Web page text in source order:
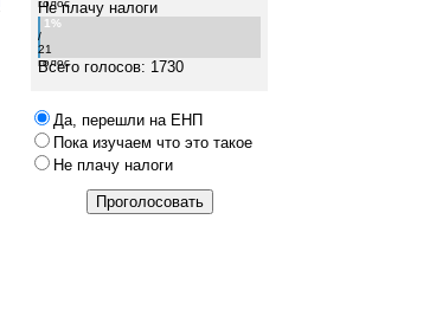
голос
Не плачу налоги
1%
/
21
голос
Всего голосов: 1730
Да, перешли на ЕНП
Пока изучаем что это такое
Не плачу налоги